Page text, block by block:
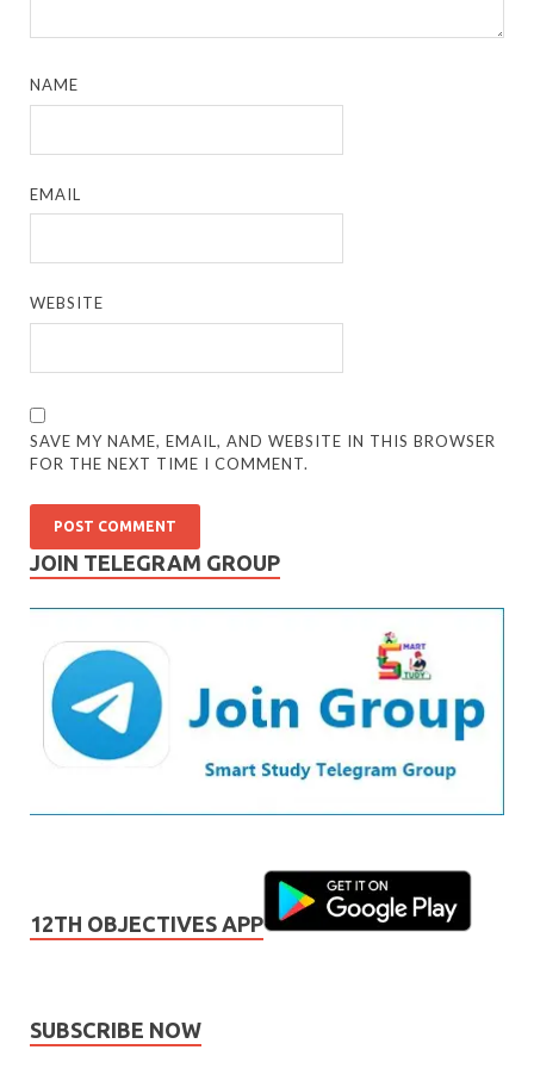
NAME
EMAIL
WEBSITE
SAVE MY NAME, EMAIL, AND WEBSITE IN THIS BROWSER
FOR THE NEXT TIME I COMMENT.
JOIN TELEGRAM GROUP
12TH OBJECTIVES APP
SUBSCRIBE NOW